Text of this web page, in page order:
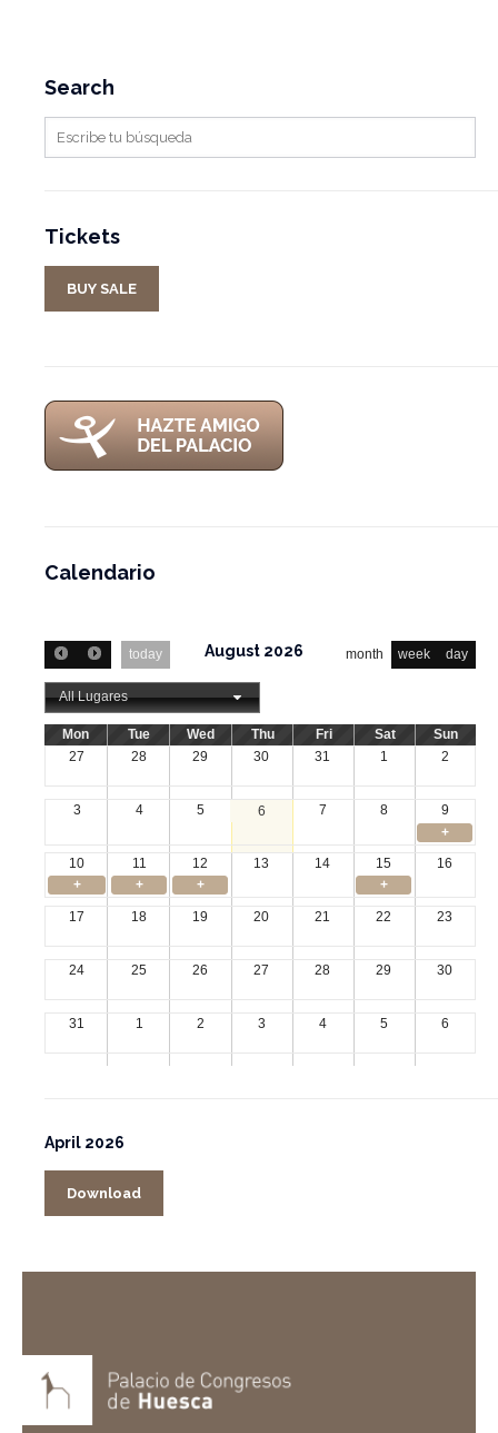
Search
Tickets
BUY SALE
Calendario
today month week day
August 2026
All Lugares
Mon Tue Wed Thu Fri Sat
Sun
27
28 29 30 31 1 2
3 4 5 6 7 8
9
+
10
11 12 13 14 15
16
+
+ + +
17 18 19 20 21 22 23
24 25 26 27 28 29 30
31 1 2 3 4 5 6
April 2026
Download